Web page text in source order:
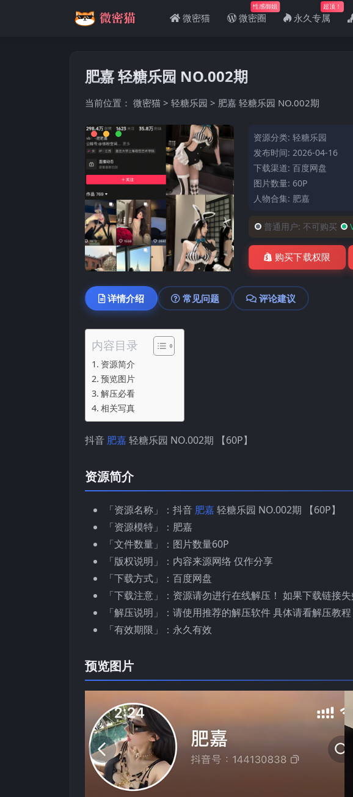
微密猫 微密圈
性感御姐
永久专属
超顶！
肥嘉 轻糖乐园 NO.002期
当前位置： 微密猫 > 轻糖乐园 > 肥嘉 轻糖乐园 NO.002期
资源分类:轻糖乐园
发布时间: 2026-04-16
下载渠道: 百度网盘
图片数量: 60P
人物合集: 肥嘉
普通用户:不可购买
购买下载权限
详情介绍 常见问题 评论建议
内容目录
资源简介
预览图片
解压必看
相关写真
抖音 肥嘉轻糖乐园 NO.002期 【60P】
资源简介
「资源名称」：抖音 肥嘉轻糖乐园 NO.002期 【60P】
「资源模特」：肥嘉
「文件数量」：图片数量60P
「版权说明」：内容来源网络 仅作分享
「下载方式」：百度网盘
「下载注意」：资源请勿进行在线解压！ 如果下载链接
「解压说明」：请使用推荐的解压软件 具体请看解压教
「有效期限」：永久有效
预览图片